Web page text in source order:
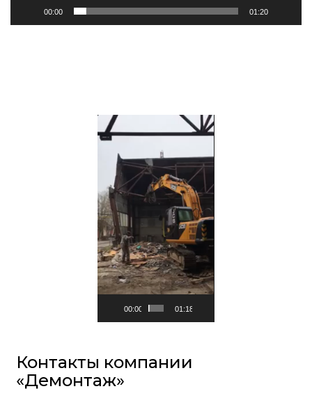
00:00 01:20
Видеоплеер
00:00 01:18
Контакты компании
«Демонтаж»